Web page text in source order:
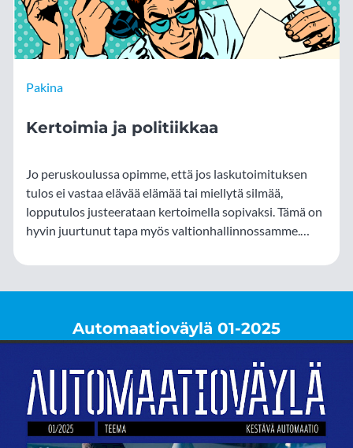
Pakina
Kertoimia ja politiikkaa
Jo peruskoulussa opimme, että jos laskutoimituksen
tulos ei vastaa elävää elämää tai miellytä silmää,
lopputulos justeerataan kertoimella sopivaksi. Tämä on
hyvin juurtunut tapa myös valtionhallinnossamme.
Virkamiehistömme vääntää Excel-taulukon joka asiasta
Näin on tapahtunut ja tapahtuu edelleen erityisesti
energiapolitiikassa.
Automaatioväylä 01-2025